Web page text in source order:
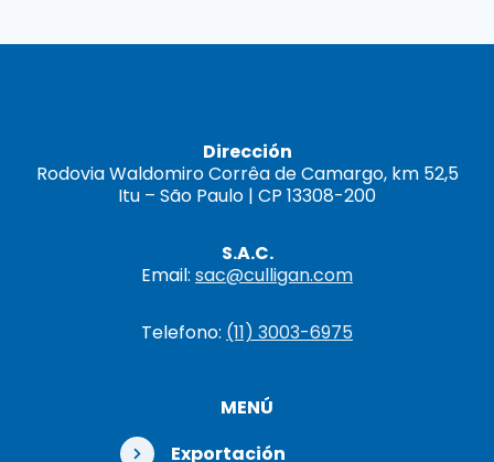
Dirección
Rodovia Waldomiro Corrêa de Camargo, km 52,5
Itu – São Paulo | CP 13308-200
S.A.C.
Email: sac@culligan.com
Telefono: (11) 3003-6975
MENÚ
Exportación